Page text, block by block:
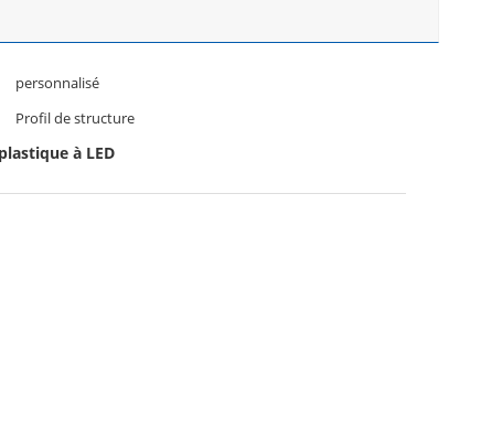
personnalisé
Profil de structure
à LED